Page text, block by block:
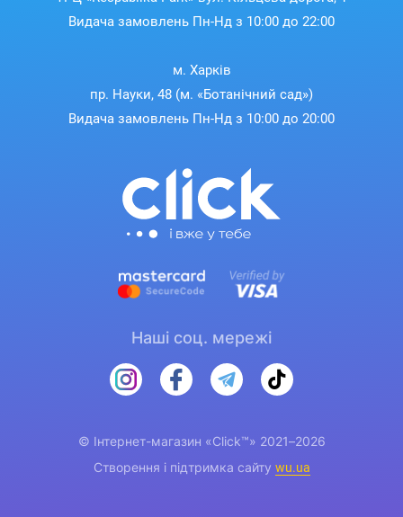
Видача замовлень Пн-Нд з 10:00 до 22:00
м. Харків
пр. Науки, 48 (м. «Ботанічний сад»)
Видача замовлень Пн-Нд з 10:00 до 20:00
Наші соц. мережі
© Інтернет-магазин «Click™» 2021–2026
Створення і підтримка сайту wu.ua